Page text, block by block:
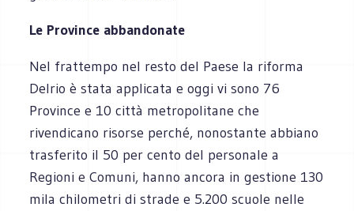
Le Province abbandonate
Nel frattempo nel resto del Paese la riforma
Delrio è stata applicata e oggi vi sono 76
Province e 10 città metropolitane che
rivendicano risorse perché, nonostante abbiano
trasferito il 50 per cento del personale a
Regioni e Comuni, hanno ancora in gestione 130
mila chilometri di strade e 5.200 scuole nelle